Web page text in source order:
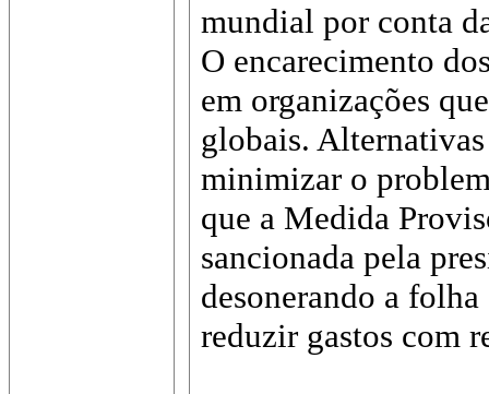
mundial por conta
O encarecimento
em organizações
globais. Alternativas
minimizar o
que a Medida
sancionada pela
desonerando a
reduzir gastos com